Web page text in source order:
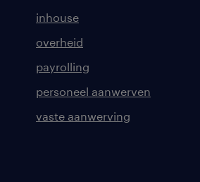
inhouse
overheid
payrolling
personeel aanwerven
vaste aanwerving